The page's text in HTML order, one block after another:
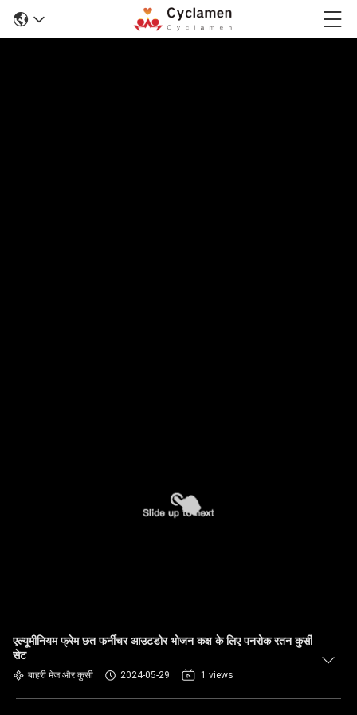
एल्यूमीनियम फ्रेम छत फर्नीचर आउटडोर भोजन कक्ष के लिए पनरोक रतन कुर्सी
सेट
बाहरी मेज और कुर्सी 2024-05-29 1 views